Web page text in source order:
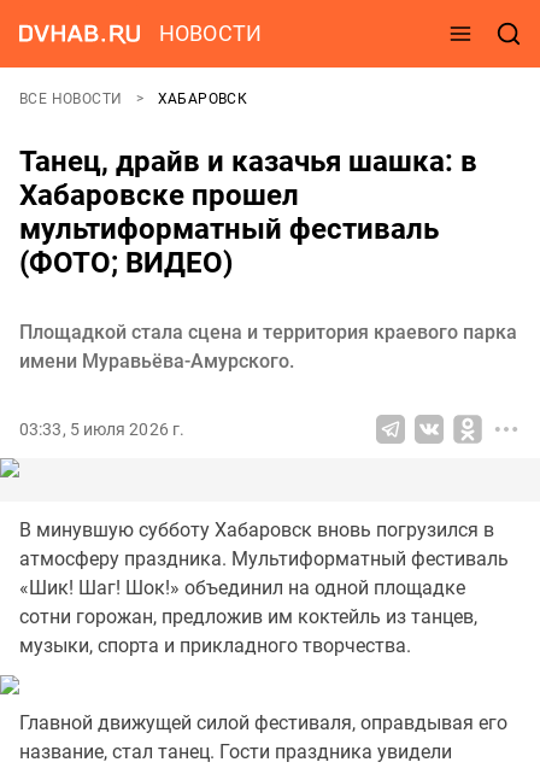
НОВОСТИ
ВСЕ НОВОСТИ ХАБАРОВСК
Танец, драйв и казачья шашка: в
Хабаровске прошел
мультиформатный фестиваль
(ФОТО; ВИДЕО)
Площадкой стала сцена и территория краевого парка
имени Муравьёва-Амурского.
03:33, 5 июля 2026 г.
В минувшую субботу Хабаровск вновь погрузился в
атмосферу праздника. Мультиформатный фестиваль
«Шик! Шаг! Шок!» объединил на одной площадке
сотни горожан, предложив им коктейль из танцев,
музыки, спорта и прикладного творчества.
Главной движущей силой фестиваля, оправдывая его
название, стал танец. Гости праздника увидели